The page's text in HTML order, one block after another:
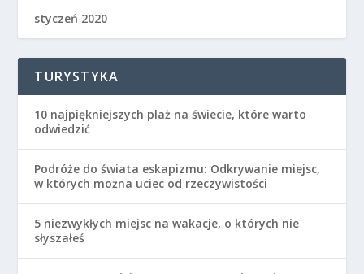
styczeń 2020
TURYSTYKA
10 najpiękniejszych plaż na świecie, które warto
odwiedzić
Podróże do świata eskapizmu: Odkrywanie miejsc,
w których można uciec od rzeczywistości
5 niezwykłych miejsc na wakacje, o których nie
słyszałeś